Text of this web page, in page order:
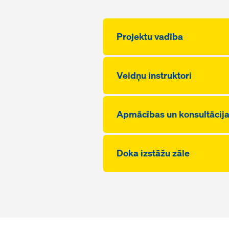
Projektu vadība
Veidņu instruktori
Apmācības un
Doka izstāžu zāle